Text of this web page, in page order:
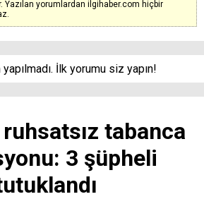
Yazılan yorumlardan ilgihaber.com hiçbir
İlk yorumu siz yapın!
ruhsatsız tabanca
3 şüpheli